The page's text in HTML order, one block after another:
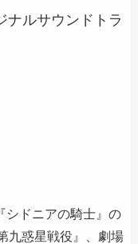
ナルサウンドトラ
シドニアの騎士』の
九惑星戦役』、劇場